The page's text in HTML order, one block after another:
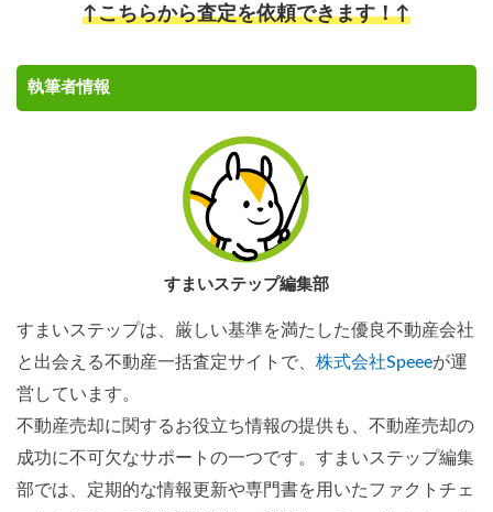
↑こちらから査定を依頼できます！↑
執筆者情報
すまいステップ編集部
すまいステップは、厳しい基準を満たした優良不動産会社
と出会える不動産一括査定サイトで、 株式会社Speeeが運
営しています。
不動産売却に関するお役立ち情報の提供も、不動産売却の
成功に不可欠なサポートの一つです。すまいステップ編集
部では、定期的な情報更新や専門書を用いたファクトチェ